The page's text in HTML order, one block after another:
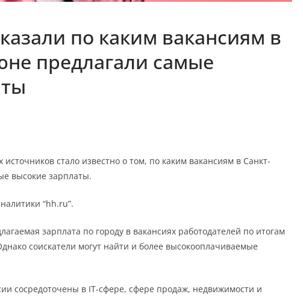
по каким вакансиям в
предлагали самые
стало известно о том, по каким вакансиям в Санкт-
высокие зарплаты.
“hh.ru”.
зарплата по городу в вакансиях работодателей по итогам
соискатели могут найти и более высокооплачиваемые
сосредоточены в IT-сфере, сфере продаж, недвижимости и